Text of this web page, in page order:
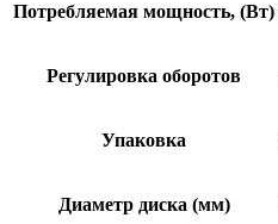
Потребляемая мощность, (Вт)
Регулировка оборотов
Упаковка
Диаметр диска (мм)